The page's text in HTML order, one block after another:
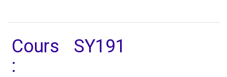
Cours
:
SY191